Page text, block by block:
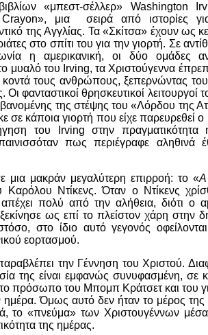
«μπεστ-σέλλερ» Washington
», μια σειρά από ιστορίες
της Αγγλίας. Τα «Σκίτσα» έχουν ως
στο σπίτι του για την γιορτή. Σε
η αμερικανική, οι δύο ομάδες
μυαλό του Irving, τα Χριστούγεννα
κοντά τους ανθρώπους, ξεπερνώντας
φανταστικοί θρησκευτικοί λειτουργοί
της στέψης του «Λόρδου της
σε κάποια γιορτή που είχε παρευρεθεί ο
του
Irving στην πραγματικότητα
πως περιέγραφε αληθινά
μια μακράν μεγαλύτερη επιρροή: το «
Καρόλου Ντίκενς. Όταν ο Ντίκενς
πολύ από την αλήθεια, διότι ο
ως επί το πλείστον χάρη στην
στο ίδιο αυτό γεγονός
εορτασμού.
την Γέννηση του Χριστού.
της είναι εμφανώς συνυφασμένη, σε
πρόσωπο του Μπομπ Κράτσετ και του
ημέρα. Όμως αυτό δεν ήταν το μέρος
το «πνεύμα» των Χριστουγέννων
της ημέρας.